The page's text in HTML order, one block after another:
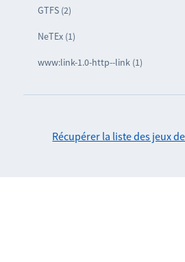
GTFS (2)
NeTEx (1)
www:link-1.0-http--link (1)
Récupérer la liste des jeux